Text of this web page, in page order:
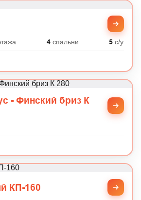
4спальни 5 с/у
- Финский бриз К
КП-160